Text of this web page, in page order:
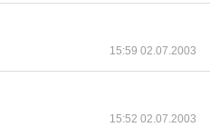
15:59 02.07.2003
15:52 02.07.2003